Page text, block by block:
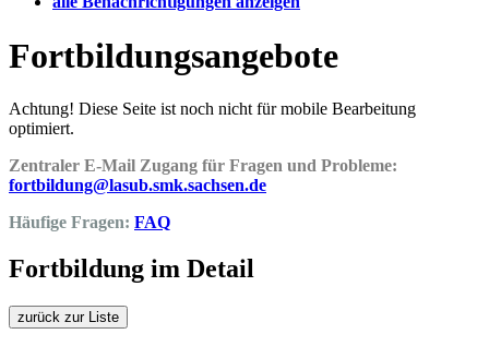
Fortbildungsangebote
Achtung! Diese Seite ist noch nicht für mobile Bearbeitung
optimiert.
Zentraler E-Mail Zugang für Fragen und Probleme:
fortbildung@lasub.smk.sachsen.de
Häufige Fragen: FAQ
Fortbildung im Detail
zurück zur Liste